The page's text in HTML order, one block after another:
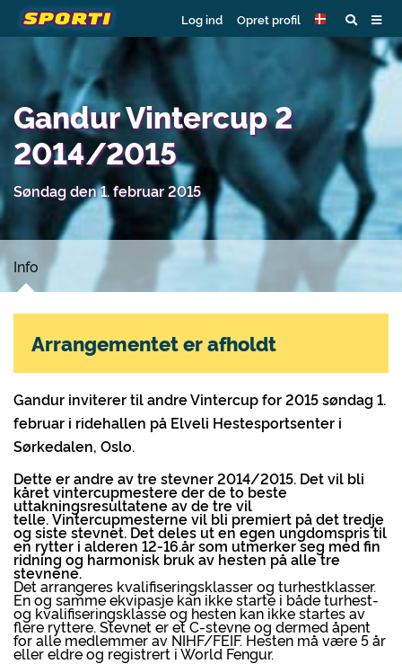
Log ind Opret profil
Gandur Vintercup 2
2014/2015
Søndag den 1. februar 2015
Info
Gandur inviterer til andre Vintercup for 2015 søndag 1.
februar i ridehallen på Elveli Hestesportsenter i
Sørkedalen, Oslo.
Dette er andre av tre stevner 2014/2015. Det vil bli
kåret vintercupmestere der de to beste
uttakningsresultatene av de tre vil
telle. Vintercupmesterne vil bli premiert på det tredje
og siste stevnet. Det deles ut en egen ungdomspris til
en rytter i alderen 12-16.år som utmerker seg med fin
ridning og harmonisk bruk av hesten på alle tre
stevnene.
Det arrangeres kvalifiseringsklasser og turhestklasser.
En og samme ekvipasje kan ikke starte i både turhest-
og kvalifiseringsklasse og hesten kan ikke startes av
flere ryttere. Stevnet er et C-stevne og dermed åpent
for alle medlemmer av NIHF/FEIF. Hesten må være 5 år
eller eldre og registrert i World Fengur.
Arrangementet er afholdt